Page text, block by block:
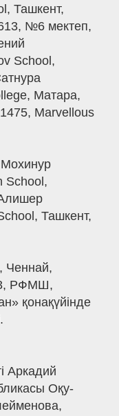
Ташкент,
№6 мектеп,
School,
Матара,
Marvellous
School,
Ташкент,
Ченнай,
РФМШ,
қонақүйінде
Аркадий
Оқу-